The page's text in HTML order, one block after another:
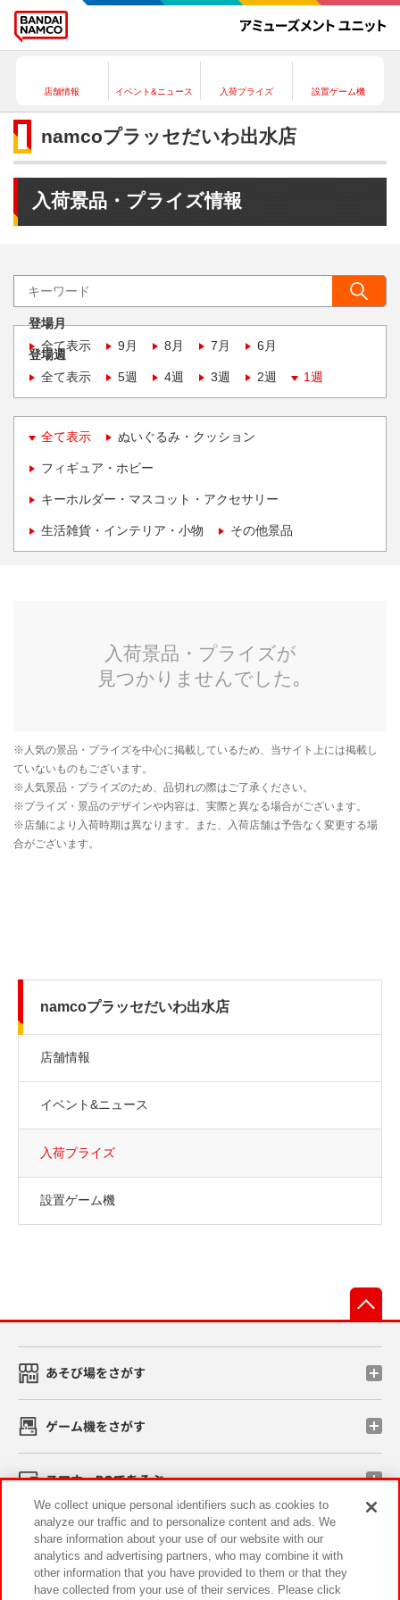
店舗情報 イベント&ニュース 入荷プライズ 設置ゲーム機
namcoプラッセだいわ出水店
入荷景品・プライズ情報
登場月
全て表示
9月 8月 7月 6月
登場週
全て表示
5週 4週 3週 2週 1週
全て表示 ぬいぐるみ・クッション
フィギュア・ホビー
キーホルダー・マスコット・アクセサリー
生活雑貨・インテリア・小物 その他景品
namcoプラッセだいわ出水店
店舗情報
イベント&ニュース
入荷プライズ
設置ゲーム機
あそび場をさがす
ゲーム機をさがす
スマホ・PCであそぶ
イベント・キャンペーン
We collect unique personal identifiers such as cookies to
analyze our traffic and to personalize content and ads. We
share information about your use of our website with our
analytics and advertising partners, who may combine it with
other information that you have provided to them or that they
have collected from your use of their services. Please click